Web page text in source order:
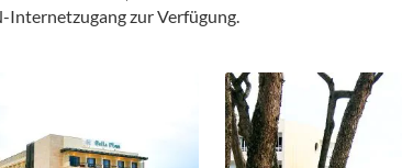
Internetzugang zur Verfügung.